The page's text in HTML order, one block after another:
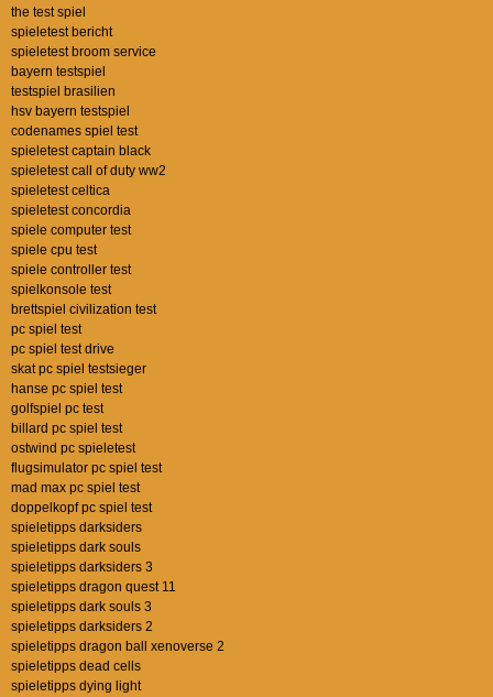
the test spiel
spieletest bericht
spieletest broom service
bayern testspiel
testspiel brasilien
hsv bayern testspiel
codenames spiel test
spieletest captain black
spieletest call of duty ww2
spieletest celtica
spieletest concordia
spiele computer test
spiele cpu test
spiele controller test
spielkonsole test
brettspiel civilization test
pc spiel test
pc spiel test drive
skat pc spiel testsieger
hanse pc spiel test
golfspiel pc test
billard pc spiel test
ostwind pc spieletest
flugsimulator pc spiel test
mad max pc spiel test
doppelkopf pc spiel test
spieletipps darksiders
spieletipps dark souls
spieletipps darksiders 3
spieletipps dragon quest 11
spieletipps dark souls 3
spieletipps darksiders 2
spieletipps dragon ball xenoverse 2
spieletipps dead cells
spieletipps dying light